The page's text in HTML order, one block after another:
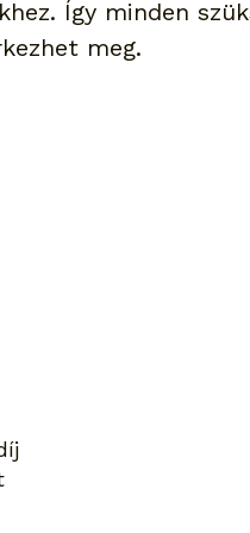
Így minden
meg.